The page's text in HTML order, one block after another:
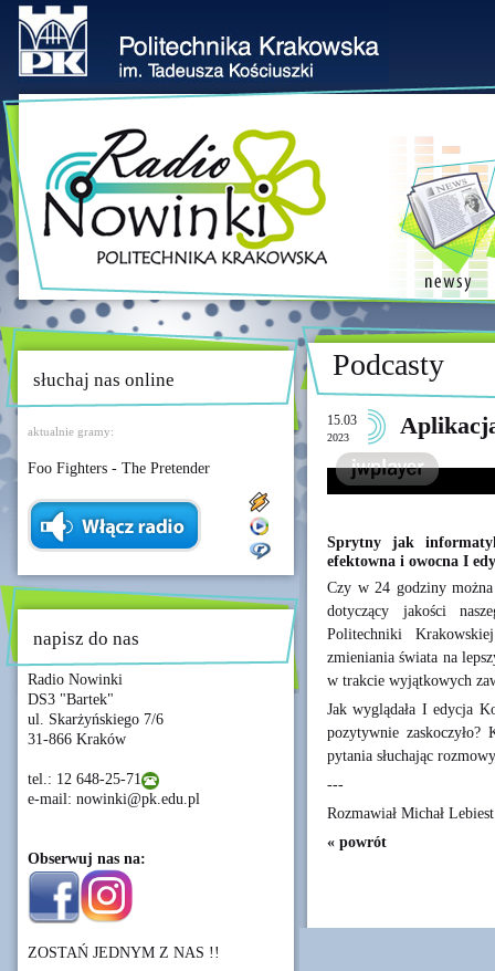
słuchaj nas online
aktualnie gramy:
Foo Fighters - The Pretender
napisz do nas
Radio Nowinki
DS3 "Bartek"
ul. Skarżyńskiego 7/6
31-866 Kraków
tel.: 12 648-25-71
e-mail: nowinki@pk.edu.pl
Obserwuj nas na:
ZOSTAŃ JEDNYM Z NAS !!
Podcasty
15.03
2023
Sprytny jak
efektowna i owocna I
Czy w 24 godziny można
dotyczący jakości
Politechniki
zmieniania świata na
w trakcie wyjątkowych
Jak wyglądała I edycja
pozytywnie
pytania słuchając
---
Rozmawiał Michał Lebiest
« powrót